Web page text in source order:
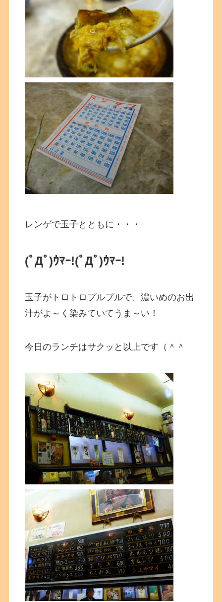
レンゲで玉子とともに・・・
(ﾟДﾟ)ｳﾏｰ!(ﾟДﾟ)ｳﾏｰ!
玉子がトロトロプルプルで、濃いめのお出
汁がよ～く染みていてうま～い！
今日のランチはサクッと以上です（＾＾